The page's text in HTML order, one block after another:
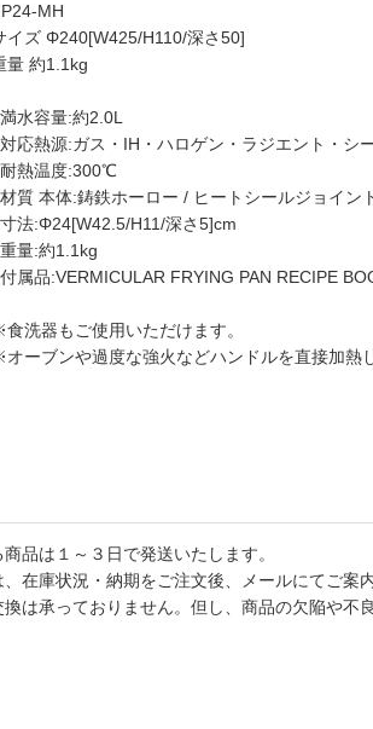
MH
イズ Φ240[W425/H110/深さ50]
量 約1.1kg
水容量:約2.0L
応熱源:ガス・IH・ハロゲン・ラジエント・シ
熱温度:300℃
質 本体:鋳鉄ホーロー / ヒートシールジョイン
法:Φ24[W42.5/H11/深さ5]cm
量:約1.1kg
属品:VERMICULAR FRYING PAN RECIPE
洗器もご使用いただけます。
ーブンや過度な強火などハンドルを直接加熱
品は１～３日で発送いたします。
在庫状況・納期をご注文後、メールにてご案
は承っておりません。但し、商品の欠陥や不